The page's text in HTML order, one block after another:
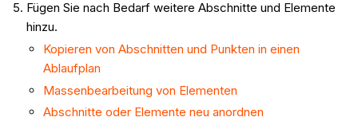
Fügen Sie nach Bedarf weitere Abschnitte und Elemente
hinzu.
Kopieren von Abschnitten und Punkten in einen
Ablaufplan
Massenbearbeitung von Elementen
Abschnitte oder Elemente neu anordnen